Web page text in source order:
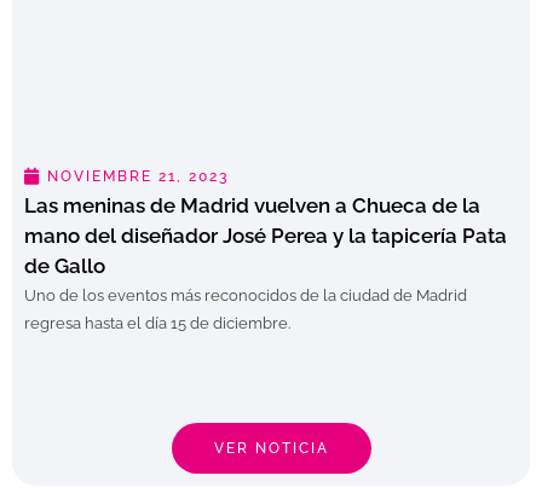
NOVIEMBRE 21, 2023
Las meninas de Madrid vuelven a Chueca de la
mano del diseñador José Perea y la tapicería Pata
de Gallo
Uno de los eventos más reconocidos de la ciudad de Madrid
regresa hasta el día 15 de diciembre.
VER NOTICIA